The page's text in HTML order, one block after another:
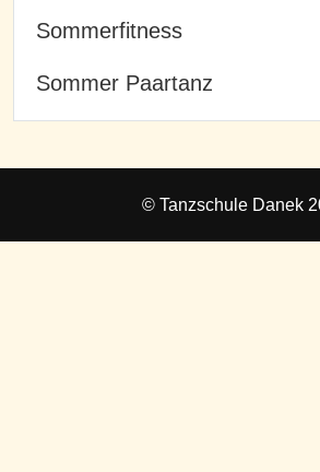
Sommerfitness
Sommer Paartanz
© Tanzschule Danek